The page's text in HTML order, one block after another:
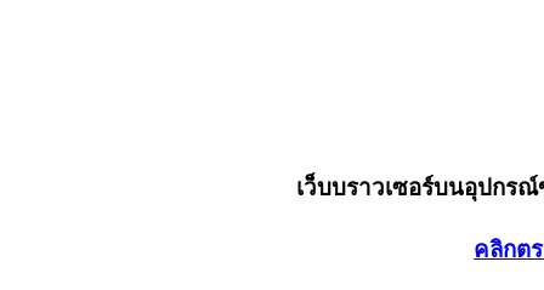
เว็บบราวเซอร์บนอุปกร
คลิกต